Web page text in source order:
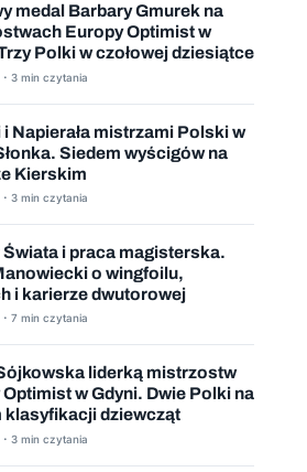
medal Barbary Gmurek na
Europy Optimist w
Polki w czołowej dziesiątce
3 min czytania
Napierała mistrzami Polski w
Siedem wyścigów na
Kierskim
3 min czytania
Świata i praca magisterska.
o wingfoilu,
i karierze dwutorowej
7 min czytania
liderką mistrzostw
w Gdyni. Dwie Polki na
klasyfikacji dziewcząt
3 min czytania